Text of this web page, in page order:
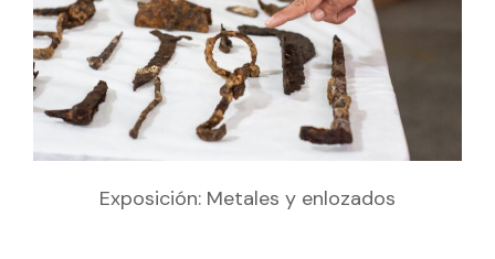
Exposición: Metales y enlozados